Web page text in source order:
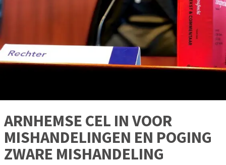
ARNHEMSE CEL IN VOOR
MISHANDELINGEN EN POGING
ZWARE MISHANDELING